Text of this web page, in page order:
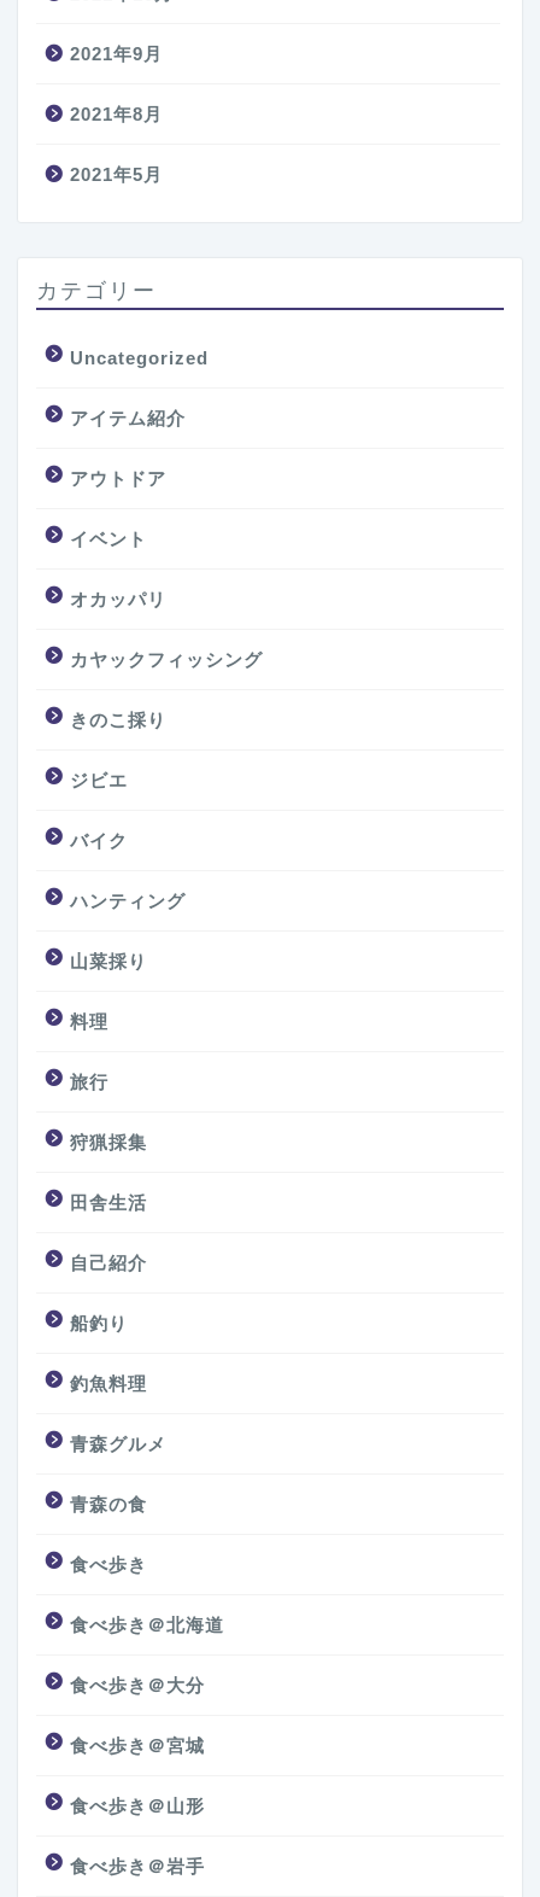
2021年9月
2021年8月
2021年5月
カテゴリー
Uncategorized
アイテム紹介
アウトドア
イベント
オカッパリ
カヤックフィッシング
きのこ採り
ジビエ
バイク
ハンティング
山菜採り
料理
旅行
狩猟採集
田舎生活
自己紹介
船釣り
釣魚料理
青森グルメ
青森の食
食べ歩き
食べ歩き＠北海道
食べ歩き＠大分
食べ歩き＠宮城
食べ歩き＠山形
食べ歩き＠岩手